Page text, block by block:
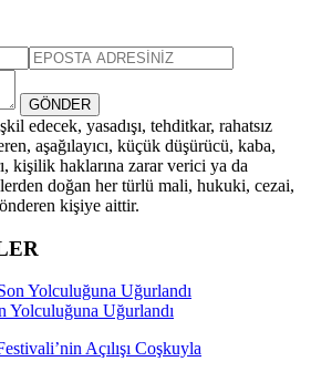
GÖNDER
edecek, yasadışı, tehditkar, rahatsız
aşağılayıcı, küçük düşürücü, kaba,
kişilik haklarına zarar verici ya da
doğan her türlü mali, hukuki, cezai,
kişiye aittir.
Yolculuğuna Uğurlandı